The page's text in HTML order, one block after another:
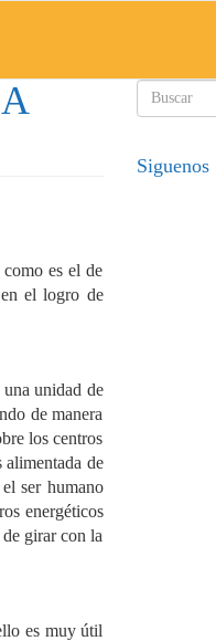
es el de
el logro de
una unidad de
de manera
los centros
alimentada de
ser humano
energéticos
girar con la
es muy útil
Formulario
de
Siguenos